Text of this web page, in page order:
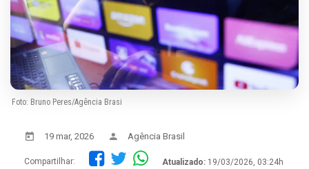
Foto: Bruno Peres/Agência Brasi
19 mar, 2026 Agência Brasil
Compartilhar: Atualizado: 19/03/2026, 03:24h